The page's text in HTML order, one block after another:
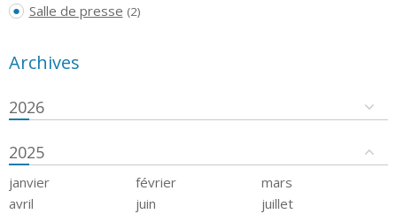
Salle de presse (2)
Archives
2026
2025
janvier février
mars
avril
juin
juillet